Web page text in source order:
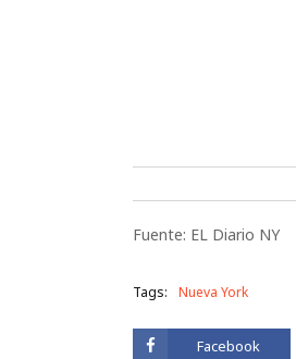
Fuente: EL Diario NY
Tags: Nueva York
Facebook